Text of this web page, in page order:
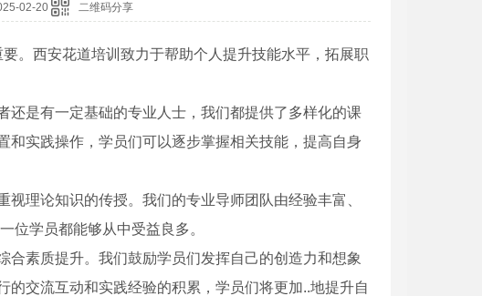
02-20 二维码分享
。西安花道培训致力于帮助个人提升技能水平，拓展职
还是有一定基础的专业人士，我们都提供了多样化的课
实践操作，学员们可以逐步掌握相关技能，提高自身
理论知识的传授。我们的专业导师团队由经验丰富、
位学员都能够从中受益良多。
合素质提升。我们鼓励学员们发挥自己的创造力和想象
交流互动和实践经验的积累，学员们将更加..地提升自